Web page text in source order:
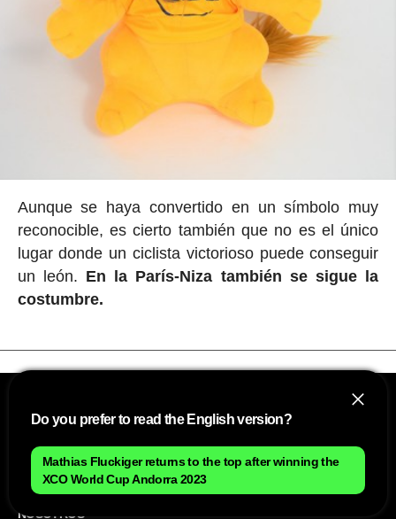
Aunque se haya convertido en un símbolo muy
reconocible, es cierto también que no es el único
lugar donde un ciclista victorioso puede conseguir
un león. En la París-Niza también se sigue la
costumbre.
NOSOTROS
Do you prefer to read the English version?
Mathias Fluckiger returns to the top after winning the
XCO World Cup Andorra 2023